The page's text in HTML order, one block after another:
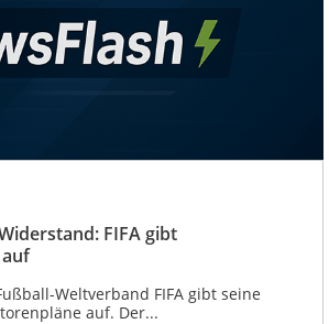
FIFA gibt
Weltverband FIFA gibt seine
auf. Der...